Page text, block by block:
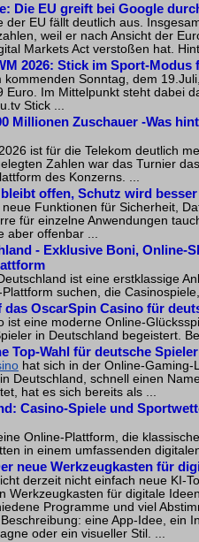
Die EU greift bei Google
der EU fällt deutlich aus.
weil er nach Ansicht der
Markets Act verstoßen hat.
2026: Stick im Sport-Modus
kommenden Sonntag, dem
Euro. Im Mittelpunkt steht dabei
Stick ...
Millionen Zuschauer -Was
ist für die Telekom deutlich
Zahlen war das Turnier
des Konzerns. ...
offen, Schutz wird besser
Funktionen für Sicherheit,
für einzelne Anwendungen
aber offenbar ...
- Exklusive Boni, Online-
ist eine erstklassige
suchen, die
OscarSpin Casino für
ist eine moderne Online-
in Deutschland begeistert.
Top-Wahl für deutsche Spieler
hat sich in der Online-Gaming-
Deutschland, schnell einen
hat es sich bereits als ...
Casino-Spiele und
Online-Plattform, die
in einem umfassenden
neue Werkzeugkasten für
derzeit nicht einfach neue KI-
Werkzeugkasten für digitale
Programme und viel
eine App-Idee, ein
oder ein visueller Stil. ...